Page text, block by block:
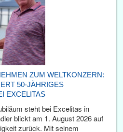
ZUM WELTKONZERN:
50-JÄHRIGES
EXCELITAS
steht bei Excelitas in
blickt am 1. August 2026 auf
zurück. Mit seinem